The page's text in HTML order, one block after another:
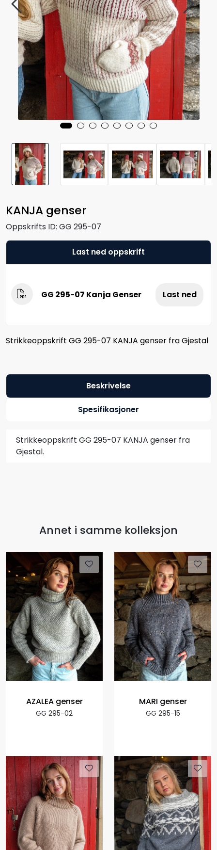
KANJA genser
Oppskrifts ID: GG 295-07
Last ned oppskrift
GG 295-07 Kanja Genser Last ned
Strikkeoppskrift GG 295-07 KANJA genser fra Gjestal
Beskrivelse
Spesifikasjoner
Strikkeoppskrift GG 295-07 KANJA genser fra
Gjestal.
Annet i samme kolleksjon
AZALEA genser
GG 295-02
MARI genser
GG 295-15